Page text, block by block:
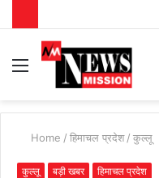
Menu
Home / हिमाचल प्रदेश / कुल्लू
कुल्लू बड़ी खबर हिमाचल प्रदेश